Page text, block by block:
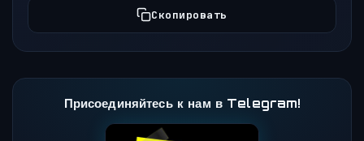
Скопировать
Присоединяйтесь к нам в Telegram!